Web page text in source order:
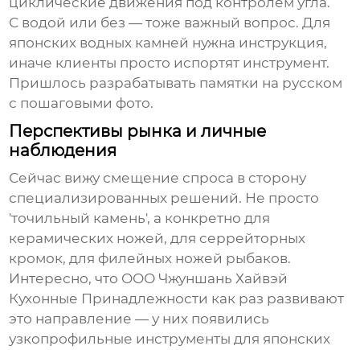
С водой или без — тоже важный вопрос. Для
японских водных камней нужна инструкция,
иначе клиенты просто испортят инструмент.
Пришлось разрабатывать памятки на русском
с пошаговыми фото.
Перспективы рынка и личные
наблюдения
Сейчас вижу смещение спроса в сторону
специализированных решений. Не просто
'точильный камень', а конкретно для
керамических ножей, для серрейторных
кромок, для филейных ножей рыбаков.
Интересно, что ООО Чжуншань Хайвэй
Кухонные Принадлежности как раз развивают
это направление — у них появились
узкопрофильные инструменты для японских